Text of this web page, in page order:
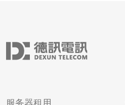
服务器租用